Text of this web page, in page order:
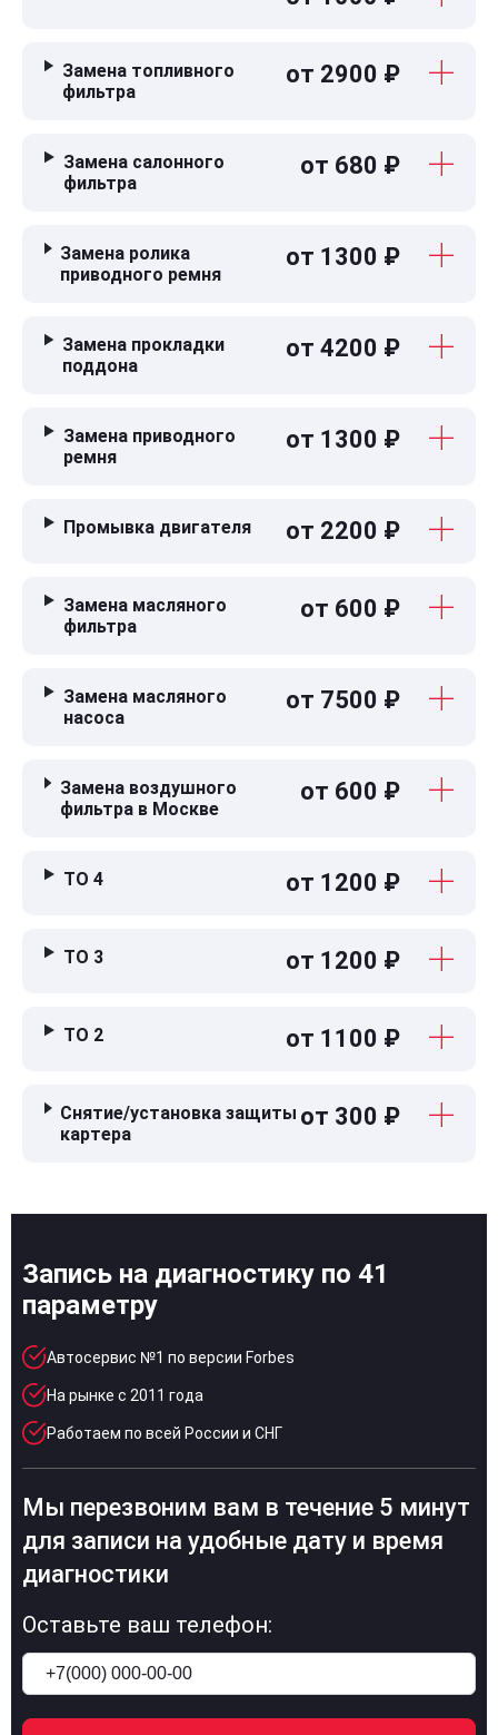
Замена топливного
фильтра
от 2900 ₽
Замена салонного
фильтра
от 680 ₽
Замена ролика
приводного ремня
от 1300 ₽
Замена прокладки
поддона
от 4200 ₽
Замена приводного
ремня
от 1300 ₽
Промывка двигателя от 2200 ₽
Замена масляного
фильтра
от 600 ₽
Замена масляного
насоса
от 7500 ₽
Замена воздушного
фильтра в Москве
от 600 ₽
ТО 4 от 1200 ₽
ТО 3 от 1200 ₽
ТО 2 от 1100 ₽
Снятие/установка защиты
картера
от 300 ₽
Запись на диагностику по 41
параметру
Автосервис №1 по версии Forbes
На рынке с 2011 года
Работаем по всей России и СНГ
Мы перезвоним вам в течение 5 минут
для записи на удобные дату и время
диагностики
Оставьте ваш телефон: